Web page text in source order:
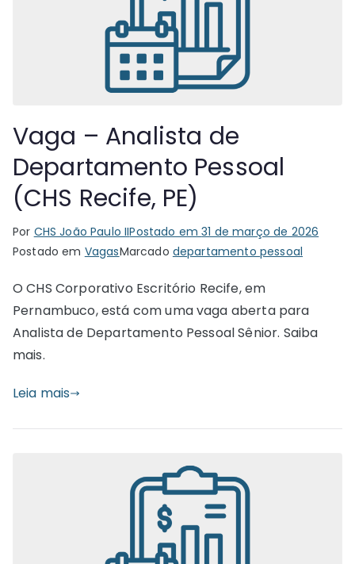
Vaga – Analista de
Departamento Pessoal
(CHS Recife, PE)
Por CHS João Paulo IIPostado em31 de março de 2026
Postado em VagasMarcado departamento pessoal
O CHS Corporativo Escritório Recife, em
Pernambuco, está com uma vaga aberta para
Analista de Departamento Pessoal Sênior. Saiba
mais.
Leia mais